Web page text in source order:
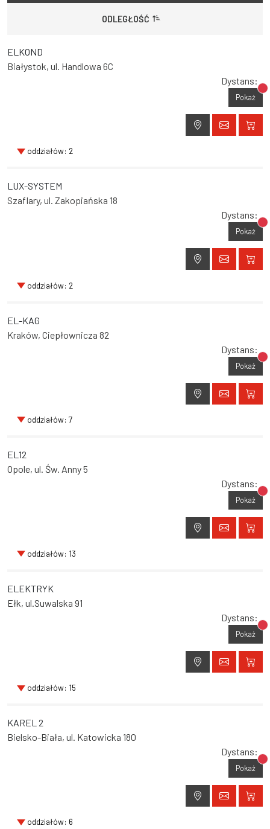
ODLEGŁOŚĆ
ELKOND
Białystok, ul. Handlowa 6C
Dystans:
Pokaż
oddziałów: 2
LUX-SYSTEM
Szaflary, ul. Zakopiańska 18
Dystans:
Pokaż
oddziałów: 2
EL-KAG
Kraków, Ciepłownicza 82
Dystans:
Pokaż
oddziałów: 7
EL12
Opole, ul. Św. Anny 5
Dystans:
Pokaż
oddziałów: 13
ELEKTRYK
Ełk, ul.Suwalska 91
Dystans:
Pokaż
oddziałów: 15
KAREL 2
Bielsko-Biała, ul. Katowicka 180
Dystans:
Pokaż
oddziałów: 6